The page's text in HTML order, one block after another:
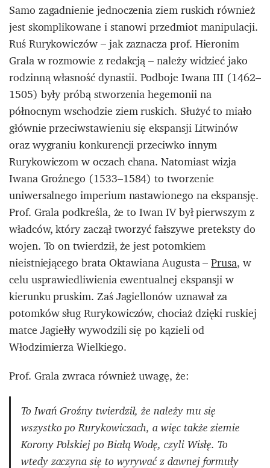
Samo zagadnienie jednoczenia ziem ruskich również
jest skomplikowane i stanowi przedmiot manipulacji.
Ruś Rurykowiczów – jak zaznacza prof. Hieronim
Grala w rozmowie z redakcją – należy widzieć jako
rodzinną własność dynastii. Podboje Iwana III (1462–
1505) były próbą stworzenia hegemonii na
północnym wschodzie ziem ruskich. Służyć to miało
głównie przeciwstawieniu się ekspansji Litwinów
oraz wygraniu konkurencji przeciwko innym
Rurykowiczom w oczach chana. Natomiast wizja
Iwana Groźnego (1533–1584) to tworzenie
uniwersalnego imperium nastawionego na ekspansję.
Prof. Grala podkreśla, że to Iwan IV był pierwszym z
władców, który zaczął tworzyć fałszywe preteksty do
wojen. To on twierdził, że jest potomkiem
nieistniejącego brata Oktawiana Augusta –Prusa, w
celu usprawiedliwienia ewentualnej ekspansji w
kierunku pruskim. Zaś Jagiellonów uznawał za
potomków sług Rurykowiczów, chociaż dzięki ruskiej
matce Jagiełły wywodzili się po kązieli od
Włodzimierza Wielkiego.
Prof. Grala zwraca również uwagę, że:
To Iwań Groźny twierdził, że należy mu się
wszystko po Rurykowiczach, a więc także ziemie
Korony Polskiej po Białą Wodę, czyli Wisłę. To
wtedy zaczyna się to wyrywać z dawnej formuły